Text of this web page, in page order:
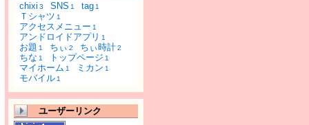
chixi 3 SNS 1 tag 1
Ｔシャツ 1
アクセスメニュー 1
アンドロイドアプリ 1
お題 1 ちぃ 2 ちぃ時計2
ちな 1 トップページ 1
マイホーム 1 ミカン 1
モバイル 1
ユーザーリンク